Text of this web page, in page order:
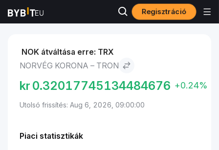
Regisztráció
Piacok TRON ára TRX Norvég korona to TRON
NOK átváltása erre: TRX
NORVÉG KORONA – TRON
kr 0.32017745134484676 +0.24%
Utolsó frissítés: Aug 6, 2026, 09:00:00
Piaci statisztikák